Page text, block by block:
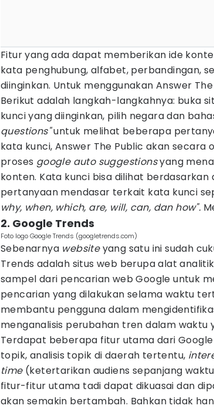
Fitur yang ada dapat memberikan ide
kata penghubung, alfabet, perbandingan,
diinginkan. Untuk menggunakan Answer
Berikut adalah langkah-langkahnya: buka
kunci yang diinginkan, pilih negara dan
questions"untuk melihat beberapa
kata kunci, Answer The Public akan secara
proses google auto suggestionsyang
konten. Kata kunci bisa dilihat
pertanyaan mendasar terkait kata kunci
why, when, which, are, will, can, dan how".
2. Google Trends
Foto logo Google Trends (googletrends.com)
Sebenarnya websiteyang satu ini sudah
Trends adalah situs web berupa alat
sampel dari pencarian web Google untuk
pencarian yang dilakukan selama waktu
membantu pengguna dalam
menganalisis perubahan tren dalam waktu
Terdapat beberapa fitur utama dari
topik, analisis topik di daerah tertentu,
time(ketertarikan audiens sepanjang
fitur-fitur utama tadi dapat dikuasai dan
akan semakin bertambah. Bahkan tidak